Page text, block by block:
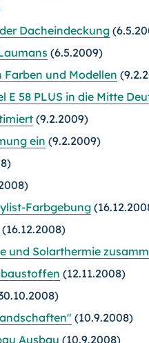
Dacheindeckung
(6.5.2009)
und Modellen
58 PLUS in die Mitte
(9.2.2009)
ein (9.2.2009)
Farbgebung
(16.12.2008)
und Solarthermie
(12.11.2008)
(10.9.2008)
Ausbau (10.9.2008)